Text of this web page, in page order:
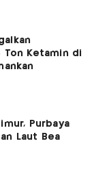
Ton Ketamin di
Purbaya
Laut Bea